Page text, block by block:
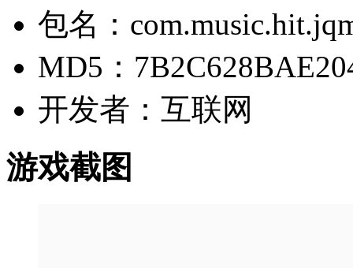
包名：
MD5：
开发者：互联网
游戏截图